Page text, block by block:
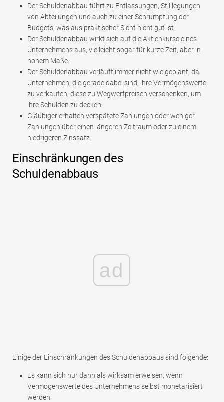
Der Schuldenabbau führt zu Entlassungen, Stilllegungen
von Abteilungen und auch zu einer Schrumpfung der
Budgets, was aus praktischer Sicht nicht gut ist.
Der Schuldenabbau wirkt sich auf die Aktienkurse eines
Unternehmens aus, vielleicht sogar für kurze Zeit, aber in
hohem Maße.
Der Schuldenabbau verläuft immer nicht wie geplant, da
Unternehmen, die gerade dabei sind, ihre Vermögenswerte
zu verkaufen, diese zu Wegwerfpreisen verschenken, um
ihre Schulden zu decken.
Gläubiger erhalten verspätete Zahlungen oder weniger
Zahlungen über einen längeren Zeitraum oder zu einem
niedrigeren Zinssatz.
Einschränkungen des
Schuldenabbaus
ad
Einige der Einschränkungen des Schuldenabbaus sind folgende:
Es kann sich nur dann als wirksam erweisen, wenn
Vermögenswerte des Unternehmens selbst monetarisiert
werden.